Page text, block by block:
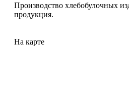
Производство хлебобулочных
продукция.
На карте